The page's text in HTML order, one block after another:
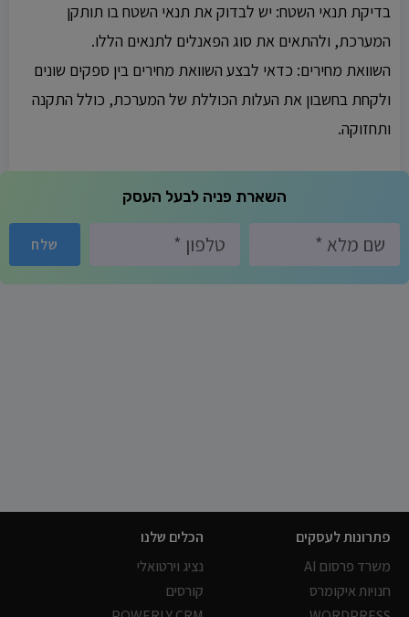
בדיקת תנאי השטח: יש לבדוק את תנאי השטח בו תותקן
המערכת, ולהתאים את סוג הפאנלים לתנאים הללו.
השוואת מחירים: כדאי לבצע השוואת מחירים בין ספקים שונים
ולקחת בחשבון את העלות הכוללת של המערכת, כולל התקנה
ותחזוקה.
השארת פניה לבעל העסק
שלח
פתרונות לעסקים
משרד פרסום AI
חנויות איקומרס
הכלים שלנו
נציג וירטואלי
קורסים